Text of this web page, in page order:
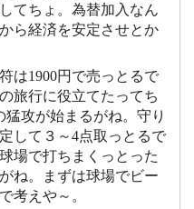
てちょ。為替加入なん
ら経済を安定させとか
は1900円で売っとるで
旅行に役立てたってち
猛攻が始まるがね。守り
して３～4点取っとるで
場で打ちまくっとった
ね。まずは球場でビー
考えや～。